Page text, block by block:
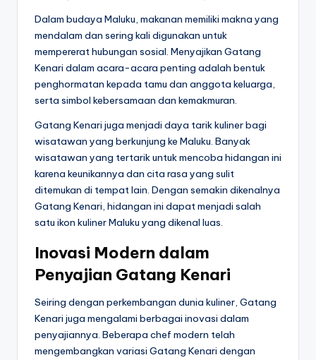
Dalam budaya Maluku, makanan memiliki makna yang
mendalam dan sering kali digunakan untuk
mempererat hubungan sosial. Menyajikan Gatang
Kenari dalam acara-acara penting adalah bentuk
penghormatan kepada tamu dan anggota keluarga,
serta simbol kebersamaan dan kemakmuran.
Gatang Kenari juga menjadi daya tarik kuliner bagi
wisatawan yang berkunjung ke Maluku. Banyak
wisatawan yang tertarik untuk mencoba hidangan ini
karena keunikannya dan cita rasa yang sulit
ditemukan di tempat lain. Dengan semakin dikenalnya
Gatang Kenari, hidangan ini dapat menjadi salah
satu ikon kuliner Maluku yang dikenal luas.
Inovasi Modern dalam
Penyajian Gatang Kenari
Seiring dengan perkembangan dunia kuliner, Gatang
Kenari juga mengalami berbagai inovasi dalam
penyajiannya. Beberapa chef modern telah
mengembangkan variasi Gatang Kenari dengan